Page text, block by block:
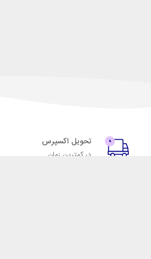
تحویل اکسپرس
در کمترین زمان